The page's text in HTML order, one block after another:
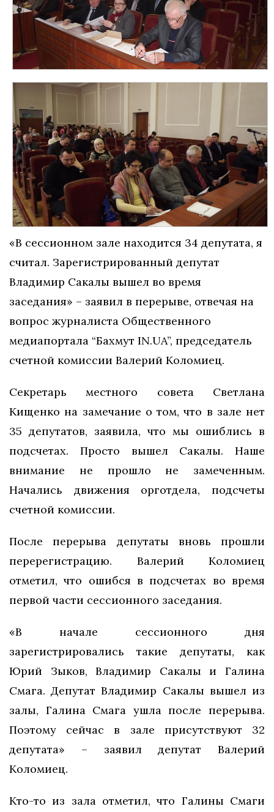
«В сессионном зале находится 34 депутата, я
считал. Зарегистрированный депутат
Владимир Сакалы вышел во время
заседания» – заявил в перерыве, отвечая на
вопрос журналиста Общественного
медиапортала “Бахмут IN.UA”, председатель
счетной комиссии Валерий Коломиец.
Секретарь местного совета Светлана
Кищенко на замечание о том, что в зале нет
35 депутатов, заявила, что мы ошиблись в
подсчетах. Просто вышел Сакалы. Наше
внимание не прошло не замеченным.
Начались движения орготдела, подсчеты
счетной комиссии.
После перерыва депутаты вновь прошли
перерегистрацию. Валерий Коломиец
отметил, что ошибся в подсчетах во время
первой части сессионного заседания.
«В начале сессионного дня
зарегистрировались такие депутаты, как
Юрий Зыков, Владимир Сакалы и Галина
Смага. Депутат Владимир Сакалы вышел из
залы, Галина Смага ушла после перерыва.
Поэтому сейчас в зале присутствуют 32
депутата» – заявил депутат Валерий
Коломиец.
Кто-то из зала отметил, что Галины Смаги